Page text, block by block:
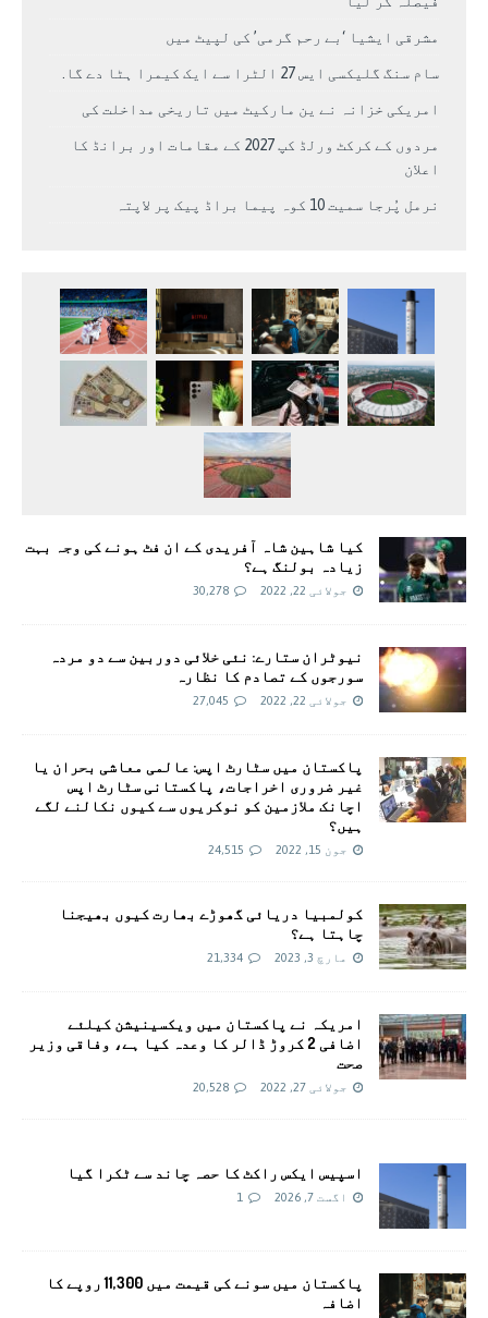
مشرقی ایشیا ‘بے رحم گرمی’ کی لپیٹ میں
سام سنگ گلیکسی ایس 27 الٹرا سے ایک کیمرا ہٹا دے گا.
امریکی خزانہ نے ین مارکیٹ میں تاریخی مداخلت کی
مردوں کے کرکٹ ورلڈ کپ 2027 کے مقامات اور برانڈ کا
اعلان
نرمل پُرجا سمیت 10 کوہ پیما براڈ پیک پر لاپتہ
کیا شاہین شاہ آفریدی کے ان فٹ ہونے کی وجہ بہت
زیادہ بولنگ ہے؟
جولائی 22, 2022 30,278
نیوٹران ستارے: نئی خلائی دوربین سے دو مردہ
سورجوں کے تصادم کا نظارہ
جولائی 22, 2022 27,045
پاکستان میں سٹارٹ اپس: عالمی معاشی بحران یا
غیر ضروری اخراجات، پاکستانی سٹارٹ اپس
اچانک ملازمین کو نوکریوں سے کیوں نکالنے لگے
ہیں؟
جون 15, 2022 24,515
کولمبیا دریائی گھوڑے بھارت کیوں بھیجنا
چاہتا ہے؟
مارچ 3, 2023 21,334
امريکہ نے پاکستان میں ویکسینیشن کیلئے
اضافی 2 کروڑ ڈالر کا وعدہ کیا ہے، وفاقی وزیر
صحت
جولائی 27, 2022 20,528
اسپیس ایکس راکٹ کا حصہ چاند سے ٹکرا گیا
اگست 7, 2026 1
پاکستان میں سونے کی قیمت میں 11,300 روپے کا
اضافہ